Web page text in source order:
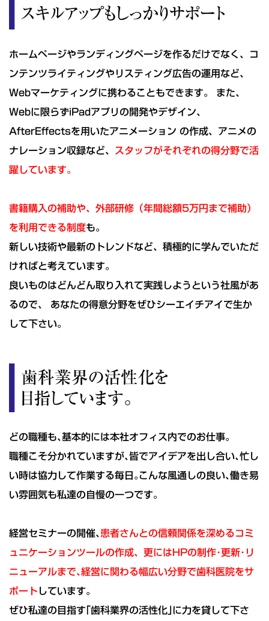
ホームページやランディングページを作るだけでなく、コ
ンテンツライティングやリスティング広告の運用など、
Webマーケティングに携わることもできます。 また、
Webに限らずiPadアプリの開発やデザイン、
AfterEffectsを用いたアニメーション の作成、アニメの
ナレーション収録など、
スタッフがそれぞれの得分野で活
躍しています。
書籍購入の補助や、外部研修（年間総額5万円まで補助）
を利用できる制度も。
新しい技術や最新のトレンドなど、積極的に学んでいただ
ければと考えています。
良いものはどんどん取り入れて実践しようという社風があ
るので、 あなたの得意分野をぜひシーエイチアイで生か
して下さい。
どの職種も､基本的には本社オフィス内でのお仕事｡
職種こそ分かれていますが､皆でアイデアを出し合い､忙し
い時は協力して作業する毎日｡こんな風通しの良い､働き易
い雰囲気も私達の自慢の一つです｡
経営セミナーの開催､ 患者さんとの信頼関係を深めるコミ
ュニケーションツールの作成、更にはHPの制作･更新･リ
ニューアルまで､経営に関わる幅広い分野で歯科医院をサ
ポート しています｡
ぜひ私達の目指す｢歯科業界の活性化｣に力を貸して下さ